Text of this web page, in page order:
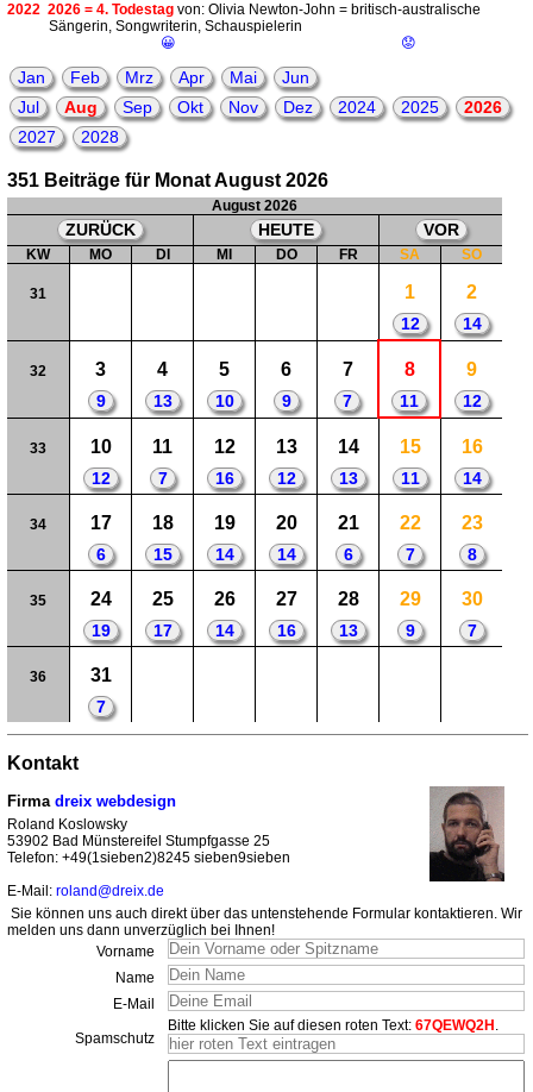
2022 2026 = 4. Todestag von: Olivia Newton-John = britisch-australische
Sängerin, Songwriterin, Schauspielerin
😀
😟
Jan Feb Mrz Apr Mai
Jun
Jul
Aug Sep Okt Nov Dez 2024 2025
2026
2027
2028
351 Beiträge für Monat August 2026
August 2026
ZURÜCK HEUTE VOR
KW MO DI MI DO FR SA SO
31 1
12
2
14
32 3
9
4
13
5
10
6
9
7
7
8
11
9
12
33 10
12
11
7
12
16
13
12
14
13
15
11
16
14
34 17
6
18
15
19
14
20
14
21
6
22
7
23
8
35 24
19
25
17
26
14
27
16
28
13
29
9
30
7
36 31
7
Kontakt
Firma dreix webdesign
Roland Koslowsky
53902 Bad Münstereifel Stumpfgasse 25
Telefon: +49(1sieben2)8245 sieben9sieben
E-Mail: roland@dreix.de
Sie können uns auch direkt über das untenstehende Formular kontaktieren. Wir
melden uns dann unverzüglich bei Ihnen!
Vorname
Name
E-Mail
Spamschutz
Bitte klicken Sie auf diesen roten Text: 67QEWQ2H .